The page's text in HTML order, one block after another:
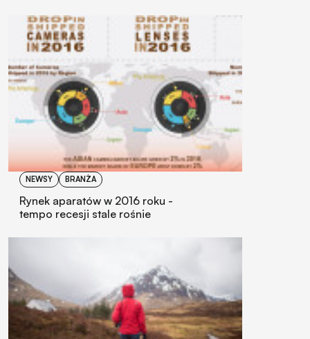
NEWSY BRANŻA
Rynek aparatów w 2016 roku -
tempo recesji stale rośnie